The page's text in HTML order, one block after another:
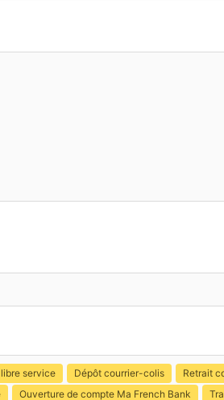
service Dépôt courrier-colis Retrait
Ouverture de compte Ma French Bank